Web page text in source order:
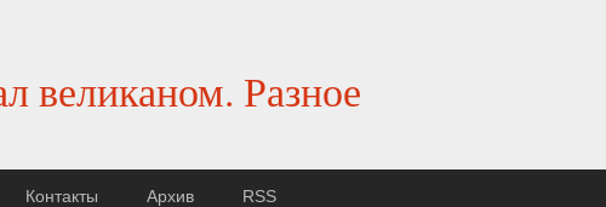
великаном. Разное
Контакты Архив RSS